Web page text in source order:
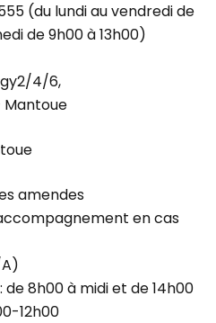
(du lundi au vendredi de
de 9h00 à 13h00)
4/6,
Mantoue
amendes
en cas
de 8h00 à midi et de 14h00
12h00